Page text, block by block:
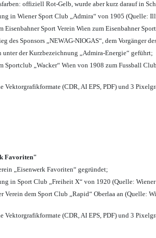
offiziell Rot-Gelb, wurde aber kurz darauf in
in Wiener Sport Club „Admira“ von 1905 (Quelle:
Eisenbahner Sport Verein Wien zum Eisenbahner
des Sponsors „NEWAG-NIOGAS“, dem Vorgänger
unter der Kurzbezeichnung „Admira-Energie“ geführt;
Sportclub „Wacker“ Wien von 1908 zum Fussball
(CDR, AI EPS, PDF) und 3
Favoriten"
„Eisenwerk Favoriten“ gegründet;
in Sport Club „Freiheit X“ von 1920 (Quelle:
Verein dem Sport Club „Rapid“ Oberlaa an (Quelle:
Vektorgrafikformate (CDR, AI EPS, PDF) und 3